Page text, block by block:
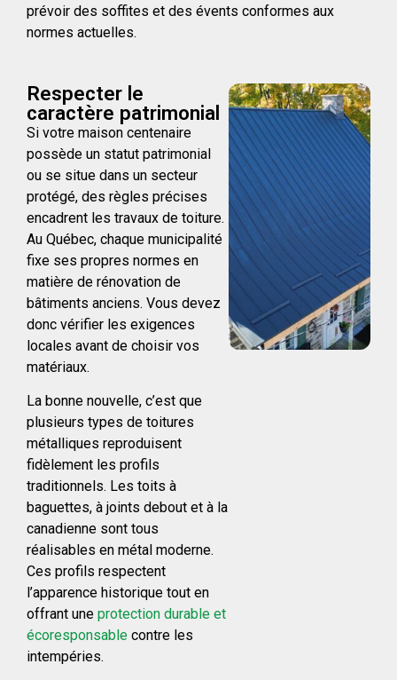
prévoir des soffites et des évents conformes aux
normes actuelles.
Respecter le
caractère patrimonial
Si votre maison centenaire
possède un statut patrimonial
ou se situe dans un secteur
protégé, des règles précises
encadrent les travaux de toiture.
Au Québec, chaque municipalité
fixe ses propres normes en
matière de rénovation de
bâtiments anciens. Vous devez
donc vérifier les exigences
locales avant de choisir vos
matériaux.
La bonne nouvelle, c’est que
plusieurs types de toitures
métalliques reproduisent
fidèlement les profils
traditionnels. Les toits à
baguettes, à joints debout et à la
canadienne sont tous
réalisables en métal moderne.
Ces profils respectent
l’apparence historique tout en
offrant une protection durable et
écoresponsable contre les
intempéries.